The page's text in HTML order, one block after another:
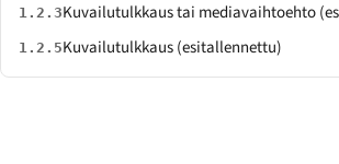
1.2.3Kuvailutulkkaus tai mediavaihtoehto
1.2.5Kuvailutulkkaus (esitallennettu)